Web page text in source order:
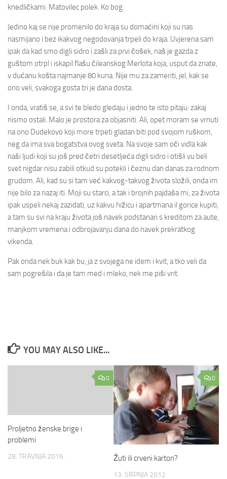
knedličkami. Matovilec polek. Ko bog.
Jedino kaj se nije promenilo do kraja su domaćini koji su nas
nasmijano i bez ikakvog negodovanja trpeli do kraja. Uvjerena sam
ipak da kad smo digli sidro i zašli za prvi čošek, naš je gazda z
guštom otrpl i iskapil flašu čileanskog Merlota koja, usput da znate,
v dućanu košta najmanje 80 kuna. Nije mu za zameriti, jel, kak se
ono veli, svakoga gosta tri je dana dosta.
I onda, vratiš se, a svi te bledo gledaju i jedno te isto pitaju: zakaj
nismo ostali. Malo je prostora za objasniti. Ali, opet moram se vrnuti
na ono Dudekovo koji more trpeti gladan biti pod svojom ruškom,
neg da ima sva bogatstva ovog sveta. Na svoje sam oči vidla kak
naši ljudi koji su još pred četri desetljeća digli sidro i otišli vu beli
svet nigdar nisu zabili otkud su potekli i čeznu dan danas za rodnom
grudom. Ali, kad su si tam već kakvog-takvog života složili, onda im
nije bilo za nazaj iti. Moji su starci, a tak i brojnih pajdaša mi, za života
ipak uspeli nekaj zazidati, uz kakvu hižicu i apartmana il gorice kupiti,
a tam su svi na kraju života još navek podstanari s kreditom za aute,
manjkom vremena i odbrojavanju dana do navek prekratkog
vikenda.
Pak onda nek buk kak bu, ja z svojega ne idem i kvit, a tko veli da
sam pogrešila i da je tam med i mleko, nek me piši vrit.
YOU MAY ALSO LIKE...
0
Proljetno ženske brige i
problemi
28. TRAVNJA 2016.
0
Žuti ili crveni karton?
13. SRPNJA 2012.